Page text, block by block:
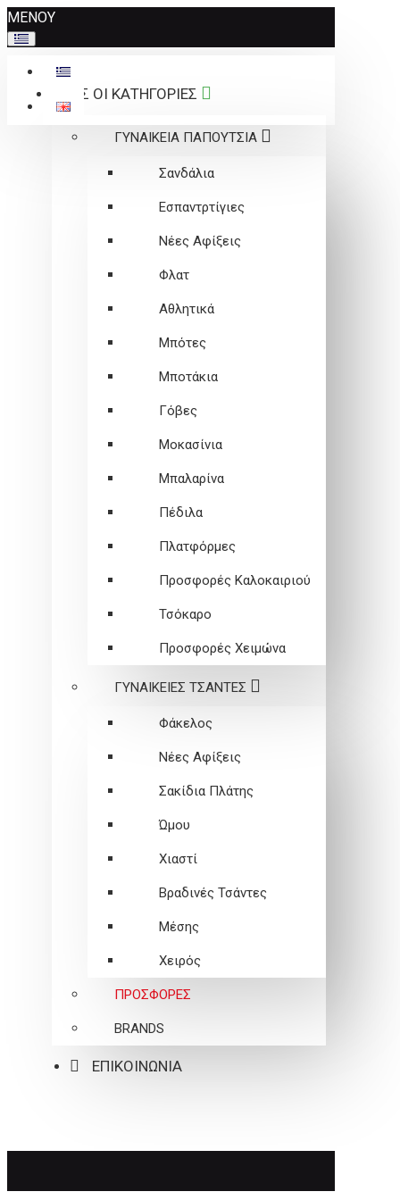
Σημείωση:
Αυτός
ο
ιστότοπος
περιλαμβάνει
ΜΕΝΟΥ
ΟΛΕΣ ΟΙ ΚΑΤΗΓΟΡΙΕΣ
ΓΥΝΑΙΚΕΙΑ ΠΑΠΟΥΤΣΙΑ
Σανδάλια
Εσπαντρτίγιες
Νέες Αφίξεις
Φλατ
Αθλητικά
Μπότες
Μποτάκια
Γόβες
Μοκασίνια
Μπαλαρίνα
Πέδιλα
Πλατφόρμες
Προσφορές Καλοκαιριού
Τσόκαρο
Προσφορές Χειμώνα
ΓΥΝΑΙΚΕΙEΣ ΤΣΑΝΤΕΣ
Φάκελος
Νέες Αφίξεις
Σακίδια Πλάτης
Ώμου
Χιαστί
Βραδινές Τσάντες
Μέσης
Χειρός
ΠΡΟΣΦΟΡΕΣ
BRANDS
ΕΠΙΚΟΙΝΩΝΙΑ